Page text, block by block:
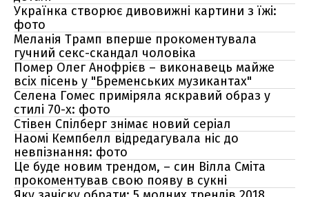
Українка створює дивовижні картини з їжі:
фото
Меланія Трамп вперше прокоментувала
гучний секс-скандал чоловіка
Помер Олег Анофрієв – виконавець майже
всіх пісень у "Бременських музикантах"
Селена Гомес приміряла яскравий образ у
стилі 70-х: фото
Стівен Спілберг знімає новий серіал
Наомі Кемпбелл відредагувала ніс до
невпізнання: фото
Це буде новим трендом, – син Вілла Сміта
прокоментував свою появу в сукні